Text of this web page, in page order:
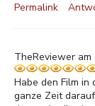
Permalink
TheReviewer
Habe den Film in
ganze Zeit